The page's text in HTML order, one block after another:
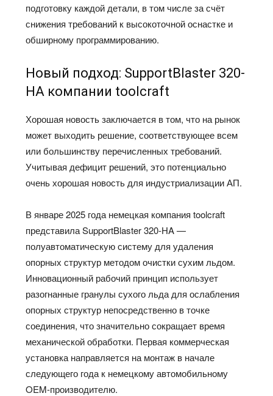
подготовку каждой детали, в том числе за счёт
снижения требований к высокоточной оснастке и
обширному программированию.
Новый подход: SupportBlaster 320-
HA компании toolcraft
Хорошая новость заключается в том, что на рынок
может выходить решение, соответствующее всем
или большинству перечисленных требований.
Учитывая дефицит решений, это потенциально
очень хорошая новость для индустриализации АП.
В январе 2025 года немецкая компания toolcraft
представила SupportBlaster 320-HA —
полуавтоматическую систему для удаления
опорных структур методом очистки сухим льдом.
Инновационный рабочий принцип использует
разогнанные гранулы сухого льда для ослабления
опорных структур непосредственно в точке
соединения, что значительно сокращает время
механической обработки. Первая коммерческая
установка направляется на монтаж в начале
следующего года к немецкому автомобильному
OEM-производителю.